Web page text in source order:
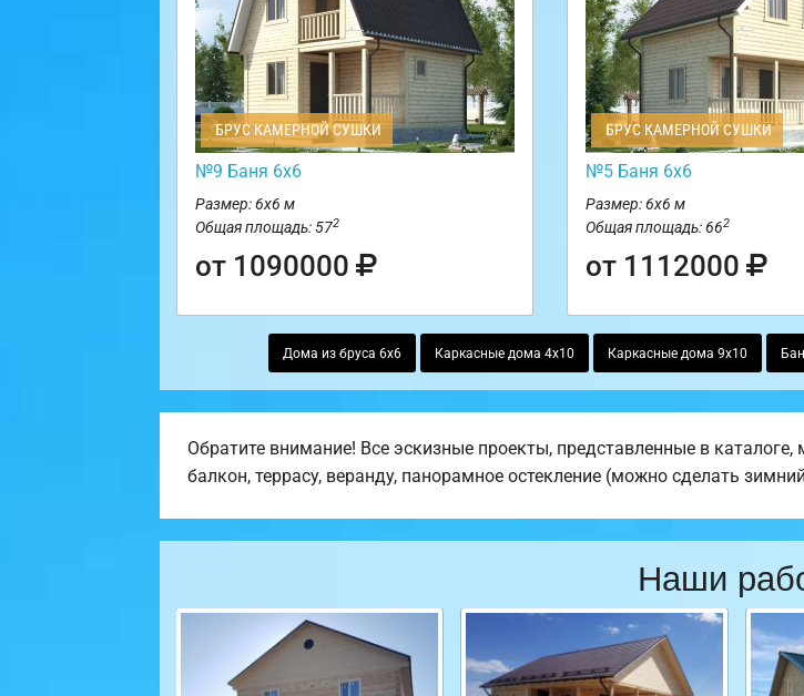
БРУС КАМЕРНОЙ СУШКИ
№9 Баня 6х6
Размер: 6х6 м
Общая площадь: 572
от 1090000
БРУС КАМЕРНОЙ СУШКИ
№5 Баня 6х6
Размер: 6х6 м
Общая площадь: 662
от 1112000
Дома из бруса 6х6 Каркасные дома 4х10 Каркасные дома 9х10
Обратите внимание! Все эскизные проекты, представленные в
балкон, террасу, веранду, панорамное остекление (можно сделать
Наши